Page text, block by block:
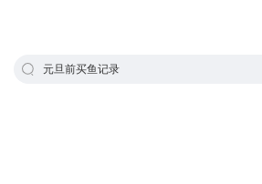
元旦前买鱼记录